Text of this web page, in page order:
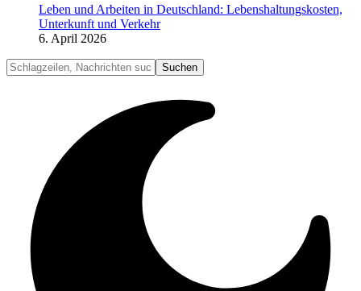
Leben und Arbeiten in Deutschland: Lebenshaltungskosten,
Unterkunft und Verkehr
6. April 2026